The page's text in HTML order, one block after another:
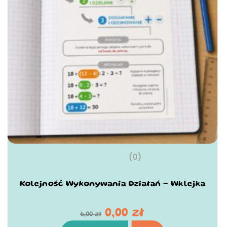
(0)
Kolejność Wykonywania Działań – Wklejka
6,00zł 0,00zł